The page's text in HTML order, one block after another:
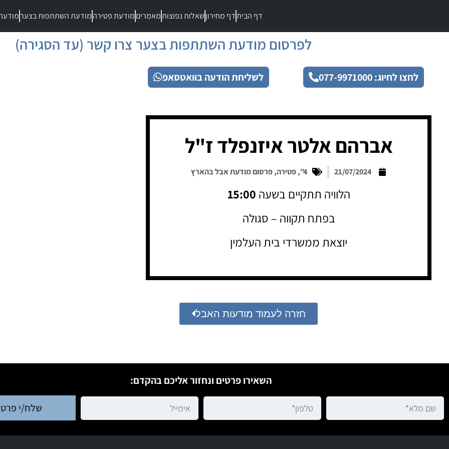
דף הביתדף מחירוןשאלות נפוצותמאמריםמודעת פטירהמודעת השתתפות בצער
לפרסום מודעת השתתפות בצער צרו קשר (עד הסגירה)
לחצו לחיוג: 077-9971000 לשליחת הודעה בוואטסאפ
אברהם אלטר איזנפלד ז"ל
21/07/2024
4"
,פטירה,פרסום מודעת אבל בהארץ
הלוויה תתקיים בשעה 15:00
בפתח תקווה – סגולה
יוצאת ממשרדי בית העלמין
חזרה לעמוד מודעות האבל
השאירו פרטים ונחזור אליכם בהקדם:
שלח/י